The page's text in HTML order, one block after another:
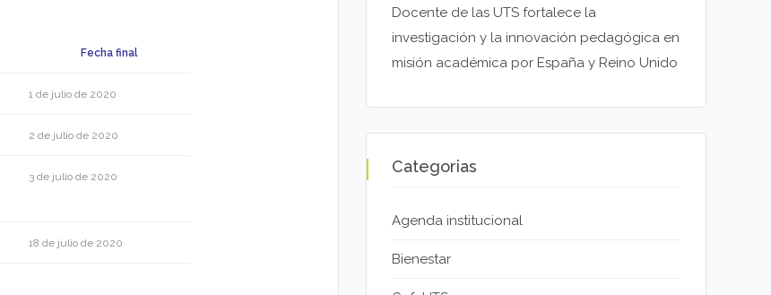
Fecha final
1 de julio de 2020
2 de julio de 2020
3 de julio de 2020
18 de julio de 2020
Docente de las UTS fortalece la
investigación y la innovación pedagógica en
misión académica por España y Reino Unido
Categorias
Agenda institucional
Bienestar